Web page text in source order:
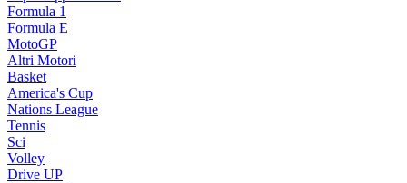
Formula 1
Formula E
MotoGP
Altri Motori
Basket
America's Cup
Nations League
Tennis
Sci
Volley
Drive UP